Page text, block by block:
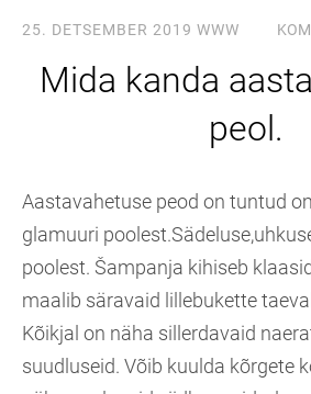
25. DETSEMBER 2019 WWW
Mida kanda
peol.
Aastavahetuse peod on tuntud
glamuuri
poolest. Šampanja kihiseb
maalib säravaid lillebukette
Kõikjal on näha sillerdavaid
suudluseid. Võib kuulda kõrgete